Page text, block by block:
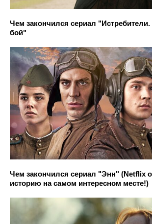
Чем закончился сериал
бой"
Чем закончился сериал "Энн" (Netflix
историю на самом интересном месте!)